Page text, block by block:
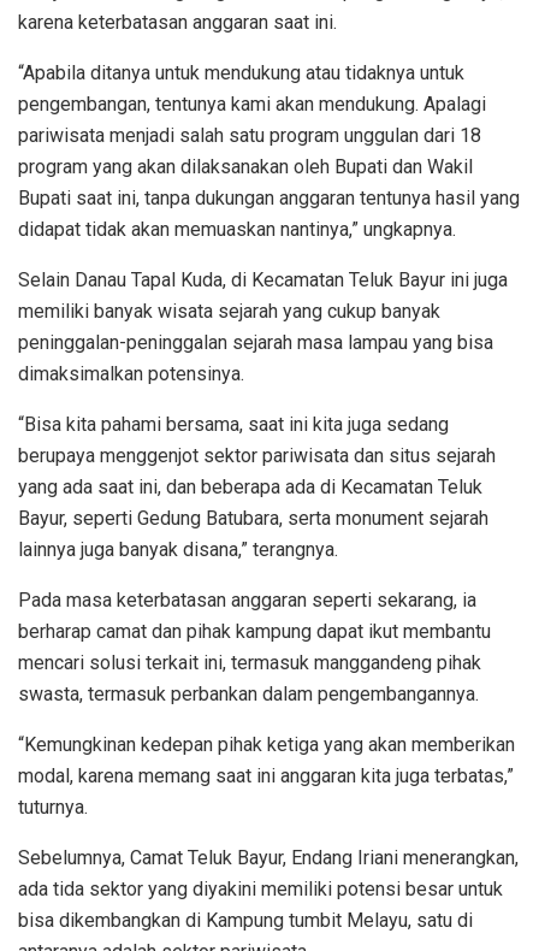
karena keterbatasan anggaran saat ini.
“Apabila ditanya untuk mendukung atau tidaknya untuk
pengembangan, tentunya kami akan mendukung. Apalagi
pariwisata menjadi salah satu program unggulan dari 18
program yang akan dilaksanakan oleh Bupati dan Wakil
Bupati saat ini, tanpa dukungan anggaran tentunya hasil yang
didapat tidak akan memuaskan nantinya,” ungkapnya.
Selain Danau Tapal Kuda, di Kecamatan Teluk Bayur ini juga
memiliki banyak wisata sejarah yang cukup banyak
peninggalan-peninggalan sejarah masa lampau yang bisa
dimaksimalkan potensinya.
“Bisa kita pahami bersama, saat ini kita juga sedang
berupaya menggenjot sektor pariwisata dan situs sejarah
yang ada saat ini, dan beberapa ada di Kecamatan Teluk
Bayur, seperti Gedung Batubara, serta monument sejarah
lainnya juga banyak disana,” terangnya.
Pada masa keterbatasan anggaran seperti sekarang, ia
berharap camat dan pihak kampung dapat ikut membantu
mencari solusi terkait ini, termasuk manggandeng pihak
swasta, termasuk perbankan dalam pengembangannya.
“Kemungkinan kedepan pihak ketiga yang akan memberikan
modal, karena memang saat ini anggaran kita juga terbatas,”
tuturnya.
Sebelumnya, Camat Teluk Bayur, Endang Iriani menerangkan,
ada tida sektor yang diyakini memiliki potensi besar untuk
bisa dikembangkan di Kampung tumbit Melayu, satu di